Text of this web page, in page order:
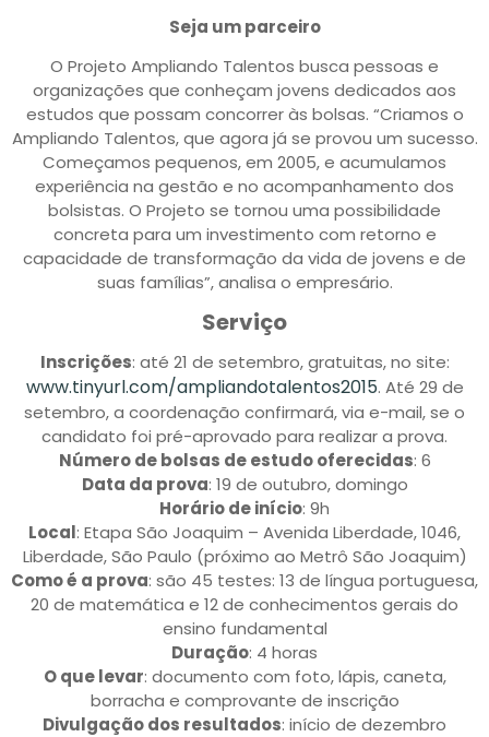
Seja um parceiro
O Projeto Ampliando Talentos busca pessoas e
organizações que conheçam jovens dedicados aos
estudos que possam concorrer às bolsas. “Criamos o
Ampliando Talentos, que agora já se provou um sucesso.
Começamos pequenos, em 2005, e acumulamos
experiência na gestão e no acompanhamento dos
bolsistas. O Projeto se tornou uma possibilidade
concreta para um investimento com retorno e
capacidade de transformação da vida de jovens e de
suas famílias”, analisa o empresário.
Serviço
Inscrições: até 21 de setembro, gratuitas, no site:
www.tinyurl.com/ampliandotalentos2015. Até 29 de
setembro, a coordenação confirmará, via e-mail, se o
candidato foi pré-aprovado para realizar a prova.
Número de bolsas de estudo oferecidas: 6
Data da prova: 19 de outubro, domingo
Horário de início: 9h
Local: Etapa São Joaquim – Avenida Liberdade, 1046,
Liberdade, São Paulo (próximo ao Metrô São Joaquim)
Como é a prova: são 45 testes: 13 de língua portuguesa,
20 de matemática e 12 de conhecimentos gerais do
ensino fundamental
Duração: 4 horas
O que levar: documento com foto, lápis, caneta,
borracha e comprovante de inscrição
Divulgação dos resultados: início de dezembro